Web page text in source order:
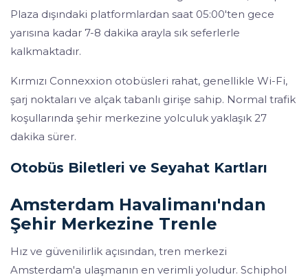
Plaza dışındaki platformlardan saat 05:00'ten gece
yarısına kadar 7-8 dakika arayla sık seferlerle
kalkmaktadır.
Kırmızı Connexxion otobüsleri rahat, genellikle Wi-Fi,
şarj noktaları ve alçak tabanlı girişe sahip. Normal trafik
koşullarında şehir merkezine yolculuk yaklaşık 27
dakika sürer.
Otobüs Biletleri ve Seyahat Kartları
Amsterdam Havalimanı'ndan
Şehir Merkezine Trenle
Hız ve güvenilirlik açısından, tren merkezi
Amsterdam'a ulaşmanın en verimli yoludur. Schiphol